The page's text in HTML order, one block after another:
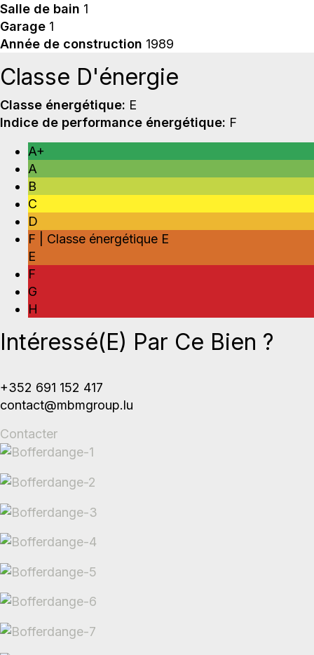
Salle de bain 1
Garage 1
Année de construction 1989
Classe D'énergie
Classe énergétique: E
Indice de performance énergétique: F
A+
A
B
C
D
F | Classe énergétique E
E
F
G
H
Intéressé(e) Par Ce Bien ?
+352 691 152 417
contact@mbmgroup.lu
Contacter